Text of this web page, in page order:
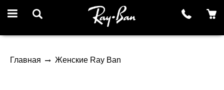
Главная Женские Ray Ban